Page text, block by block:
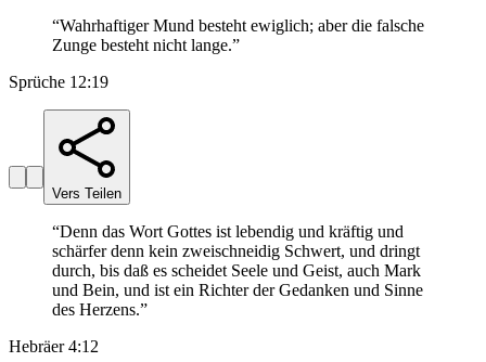
“Wahrhaftiger Mund besteht ewiglich; aber die falsche
Zunge besteht nicht lange.”
Sprüche 12:19
Vers Teilen
“Denn das Wort Gottes ist lebendig und kräftig und
schärfer denn kein zweischneidig Schwert, und dringt
durch, bis daß es scheidet Seele und Geist, auch Mark
und Bein, und ist ein Richter der Gedanken und Sinne
des Herzens.”
Hebräer 4:12